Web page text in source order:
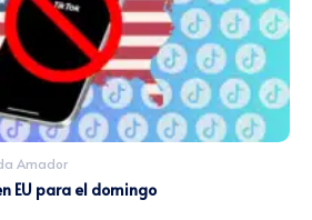
Amador
EU para el domingo